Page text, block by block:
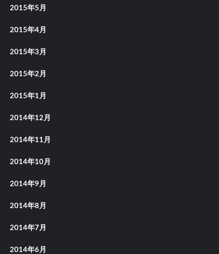
2015年5月
2015年4月
2015年3月
2015年2月
2015年1月
2014年12月
2014年11月
2014年10月
2014年9月
2014年8月
2014年7月
2014年6月